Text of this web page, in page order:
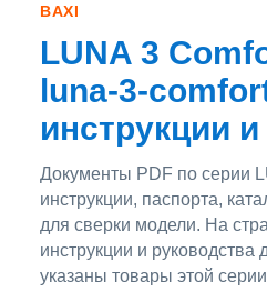
BAXI
LUNA 3
luna-3-
инструкции
Документы PDF по серии
инструкции, паспорта,
для сверки модели. На
инструкции и
указаны товары этой